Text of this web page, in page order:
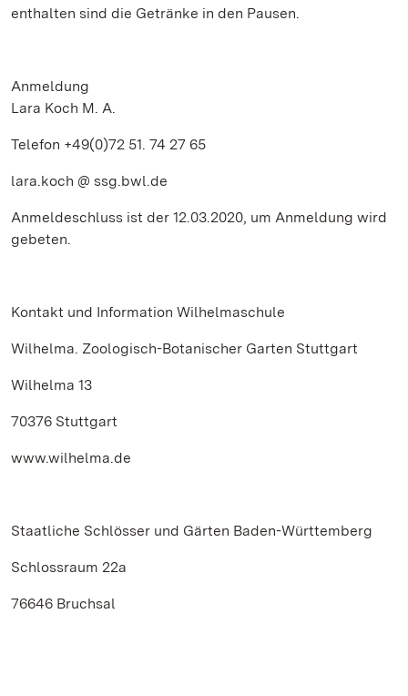
enthalten sind die Getränke in den Pausen.
Anmeldung
Lara Koch M. A.
Telefon +49(0)72 51. 74 27 65
lara.koch @ ssg.bwl.de
Anmeldeschluss ist der 12.03.2020, um Anmeldung wird
gebeten.
Kontakt und Information Wilhelmaschule
Wilhelma. Zoologisch-Botanischer Garten Stuttgart
Wilhelma 13
70376 Stuttgart
www.wilhelma.de
Staatliche Schlösser und Gärten Baden-Württemberg
Schlossraum 22a
76646 Bruchsal